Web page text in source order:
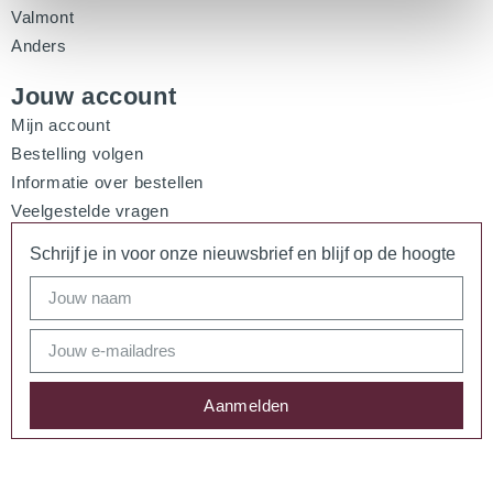
Valmont
Anders
Jouw account
Mijn account
Bestelling volgen
Informatie over bestellen
Veelgestelde vragen
Schrijf je in voor onze nieuwsbrief en blijf op de hoogte
Aanmelden